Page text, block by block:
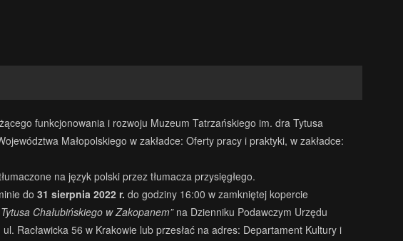
funkcjonowania i rozwoju Muzeum Tatrzańskiego im. dra Tytusa
Małopolskiego w zakładce: Oferty pracy i praktyki, w zakładce:
na język polski przez tłumacza przysięgłego.
do 31 sierpnia 2022 r. do godziny 16:00 w zamkniętej kopercie
Chałubińskiego w Zakopanem”na Dzienniku Podawczym Urzędu
Racławicka 56 w Krakowie lub przesłać na adres: Departament Kultury i